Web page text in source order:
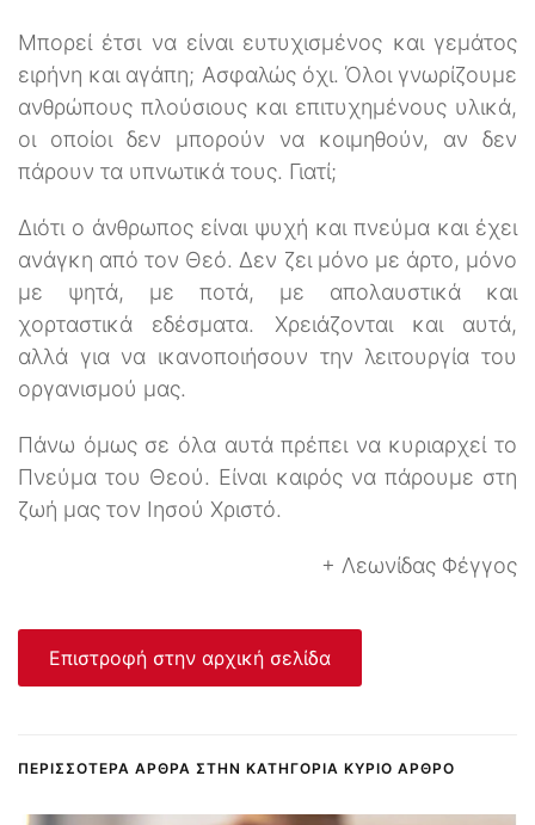
Μπορεί έτσι να είναι ευτυχισμένος και γεμάτος
ειρήνη και αγάπη; Ασφαλώς όχι. Όλοι γνωρίζουμε
ανθρώπους πλούσιους και επιτυχημένους υλικά,
οι οποίοι δεν μπορούν να κοιμηθούν, αν δεν
πάρουν τα υπνωτικά τους. Γιατί;
Διότι ο άνθρωπος είναι ψυχή και πνεύμα και έχει
ανάγκη από τον Θεό. Δεν ζει μόνο με άρτο, μόνο
με ψητά, με ποτά, με απολαυστικά και
χορταστικά εδέσματα. Χρειάζονται και αυτά,
αλλά για να ικανοποιήσουν την λειτουργία του
οργανισμού μας.
Πάνω όμως σε όλα αυτά πρέπει να κυριαρχεί το
Πνεύμα του Θεού. Είναι καιρός να πάρουμε στη
ζωή μας τον Ιησού Χριστό.
+ Λεωνίδας Φέγγος
Επιστροφή στην αρχική σελίδα
ΠΕΡΙΣΣΌΤΕΡΑ ΆΡΘΡΑ ΣΤΗΝ ΚΑΤΗΓΟΡΊΑ ΚΎΡΙΟ ΆΡΘΡΟ